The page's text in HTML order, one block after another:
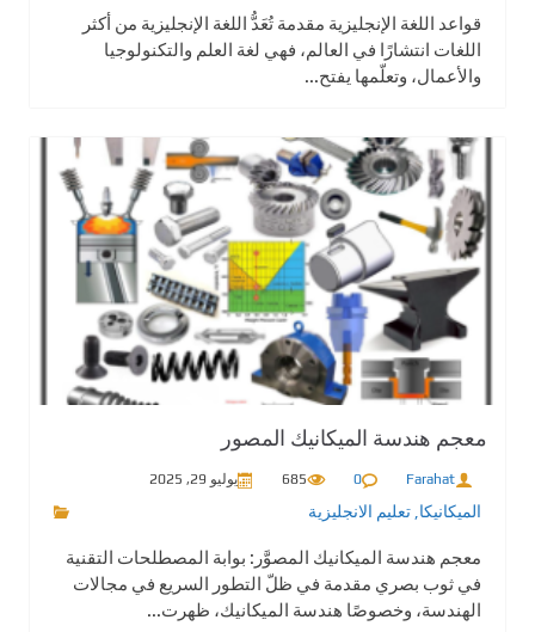
قواعد اللغة الإنجليزية مقدمة تُعَدُّ اللغة الإنجليزية من أكثر
اللغات انتشارًا في العالم، فهي لغة العلم والتكنولوجيا
والأعمال، وتعلّمها يفتح...
معجم هندسة الميكانيك المصور
Farahat
0
685 يوليو 29, 2025
الميكانيكا تعليم الانجليزية
معجم هندسة الميكانيك المصوَّر: بوابة المصطلحات التقنية
في ثوب بصري مقدمة في ظلّ التطور السريع في مجالات
الهندسة، وخصوصًا هندسة الميكانيك، ظهرت...